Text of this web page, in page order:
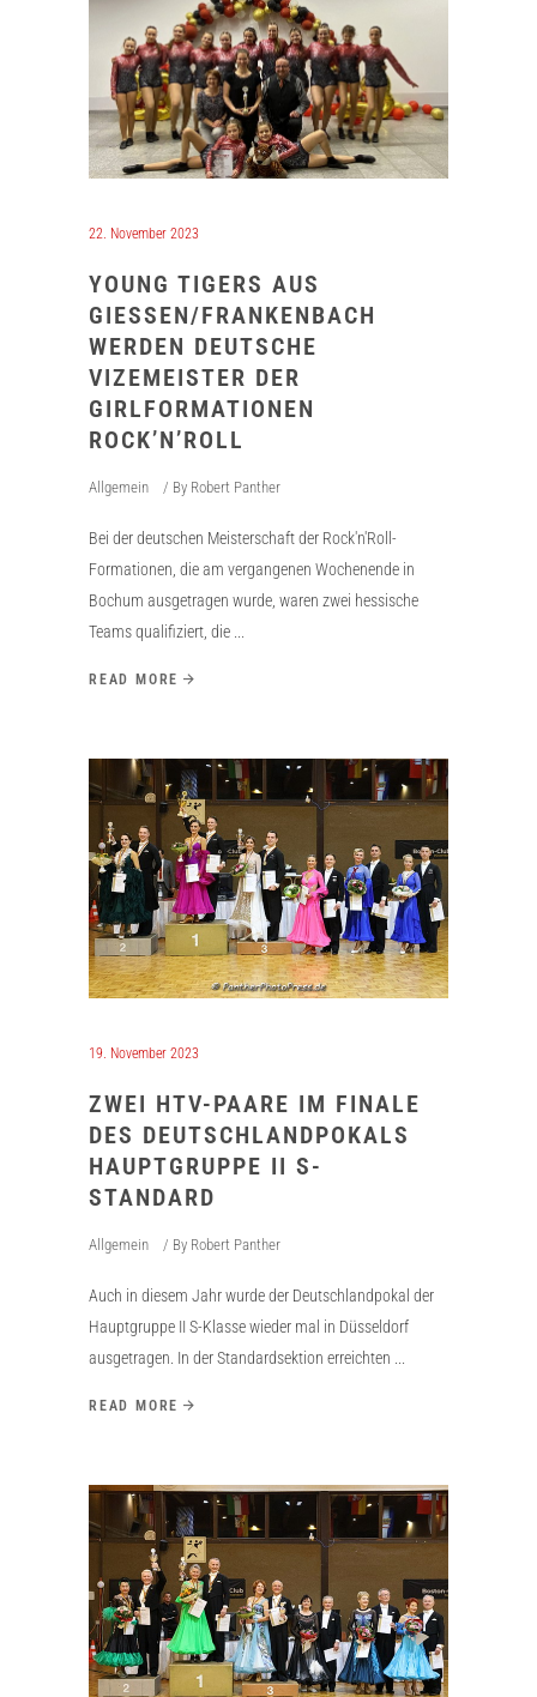
22. November 2023
YOUNG TIGERS AUS
GIESSEN/FRANKENBACH W
ERDEN DEUTSCHE V
IZEMEISTER DER G
IRLFORMATIONEN R
OCK’N’ROLL
Allgemein By Robert Panther
Bei der deutschen Meisterschaft der Rock'n'Roll-
Formationen, die am vergangenen Wochenende in
Bochum ausgetragen wurde, waren zwei hessische
Teams qualifiziert, die
READ MORE
19. November 2023
ZWEI HTV-PAARE IM FINALE
DES DEUTSCHLANDPOKALS
HAUPTGRUPPE II S-
STANDARD
Allgemein By Robert Panther
Auch in diesem Jahr wurde der Deutschlandpokal der
Hauptgruppe II S-Klasse wieder mal in Düsseldorf
ausgetragen. In der Standardsektion erreichten
READ MORE